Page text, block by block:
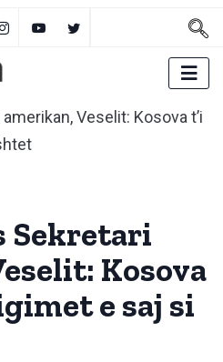
Sekretari
Kosova
e saj si